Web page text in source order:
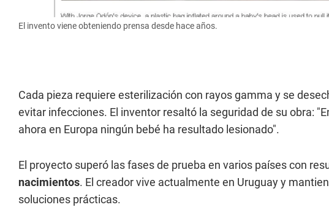
El invento viene obteniendo prensa desde hace años.
Cada pieza requiere esterilización con rayos gamma y se
evitar infecciones. El inventor resaltó la seguridad de su obra:
ahora en Europa ningún bebé ha resultado lesionado".
El proyecto superó las fases de prueba en varios países con
nacimientos. El creador vive actualmente en Uruguay y
soluciones prácticas.